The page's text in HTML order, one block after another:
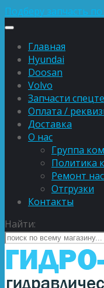
Подберу запчасть
Главная
Hyundai
Doosan
Volvo
Запчасти
Оплата /
Доставка
О нас
Группа
Политика
Ремонт
Отгрузки
Контакты
Найти: